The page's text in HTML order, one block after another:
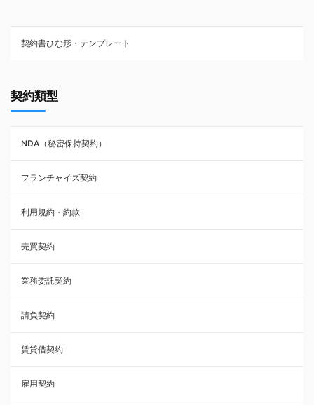
契約書ひな形・テンプレート
NDA（秘密保持契約）
業務委託契約
利用規約・約款
覚書・合意書・同意書
承諾書
雇用契約
その他契約・書面
売買契約
株主総会議事録・関連書類
契約類型
NDA（秘密保持契約）
フランチャイズ契約
利用規約・約款
売買契約
業務委託契約
請負契約
賃貸借契約
雇用契約